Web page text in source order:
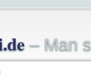
– Man